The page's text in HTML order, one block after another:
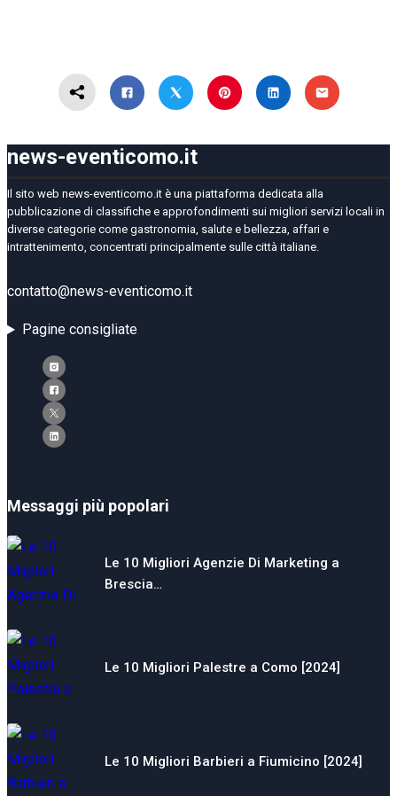
news-eventicomo.it
Il sito web news-eventicomo.it è una piattaforma dedicata alla
pubblicazione di classifiche e approfondimenti sui migliori servizi locali in
diverse categorie come gastronomia, salute e bellezza, affari e
intrattenimento, concentrati principalmente sulle città italiane.
contatto@news-eventicomo.it
Pagine consigliate
Messaggi più popolari
Le 10 Migliori Agenzie Di Marketing a
Brescia…
Le 10 Migliori Palestre a Como [2024]
Le 10 Migliori Barbieri a Fiumicino [2024]